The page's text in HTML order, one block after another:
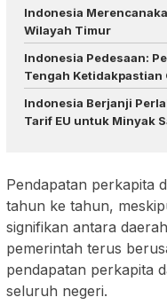
Indonesia
Wilayah Timur
Indonesia Pedesaan:
Tengah Ketidakpastian
Indonesia Berjanji
Tarif EU untuk Minyak
Pendapatan perkapita
tahun ke tahun,
signifikan antara
pemerintah terus
pendapatan perkapita
seluruh negeri.